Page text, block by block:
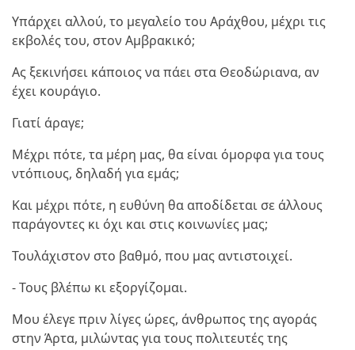
Υπάρχει αλλού, το μεγαλείο του Αράχθου, μέχρι τις
εκβολές του, στον Αμβρακικό;
Ας ξεκινήσει κάποιος να πάει στα Θεοδώριανα, αν
έχει κουράγιο.
Γιατί άραγε;
Μέχρι πότε, τα μέρη μας, θα είναι όμορφα για τους
ντόπιους, δηλαδή για εμάς;
Και μέχρι πότε, η ευθύνη θα αποδίδεται σε άλλους
παράγοντες κι όχι και στις κοινωνίες μας;
Τουλάχιστον στο βαθμό, που μας αντιστοιχεί.
- Τους βλέπω κι εξοργίζομαι.
Μου έλεγε πριν λίγες ώρες, άνθρωπος της αγοράς
στην Άρτα, μιλώντας για τους πολιτευτές της